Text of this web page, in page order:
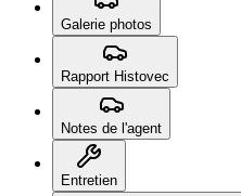
Galerie photos
Rapport Histovec
Notes de l'agent
Entretien